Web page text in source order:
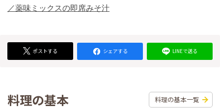
／薬味ミックスの即席みそ汁
ポストする シェアする LINEで送る
料理の基本 料理の基本一覧